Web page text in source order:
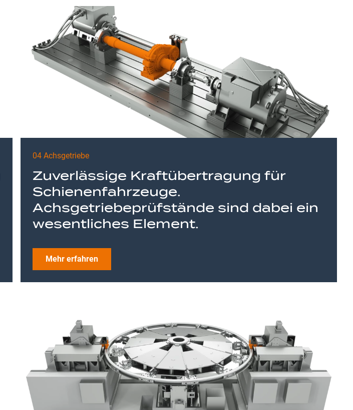
04 Achsgetriebe
Zuverlässige Kraftübertragung für
Schienenfahrzeuge.
Achsgetriebeprüfstände sind dabei ein
wesentliches Element.
Mehr erfahren